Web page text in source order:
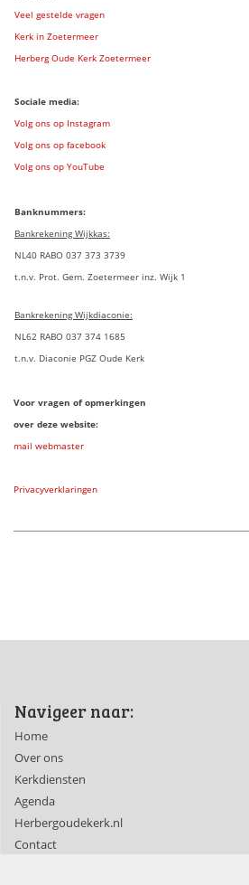
Veel gestelde vragen
Kerk in Zoetermeer
Herberg Oude Kerk Zoetermeer
Sociale media:
Volg ons op Instagram
Volg ons op facebook
Volg ons op YouTube
Banknummers:
Bankrekening Wijkkas:
NL40 RABO 037 373 3739
t.n.v. Prot. Gem. Zoetermeer inz. Wijk 1
Bankrekening Wijkdiaconie:
NL62 RABO 037 374 1685
t.n.v. Diaconie PGZ Oude Kerk
Voor vragen of opmerkingen
over deze website:
mail webmaster
Privacyverklaringen
Navigeer naar:
Home
Over ons
Kerkdiensten
Agenda
Herbergoudekerk.nl
Contact